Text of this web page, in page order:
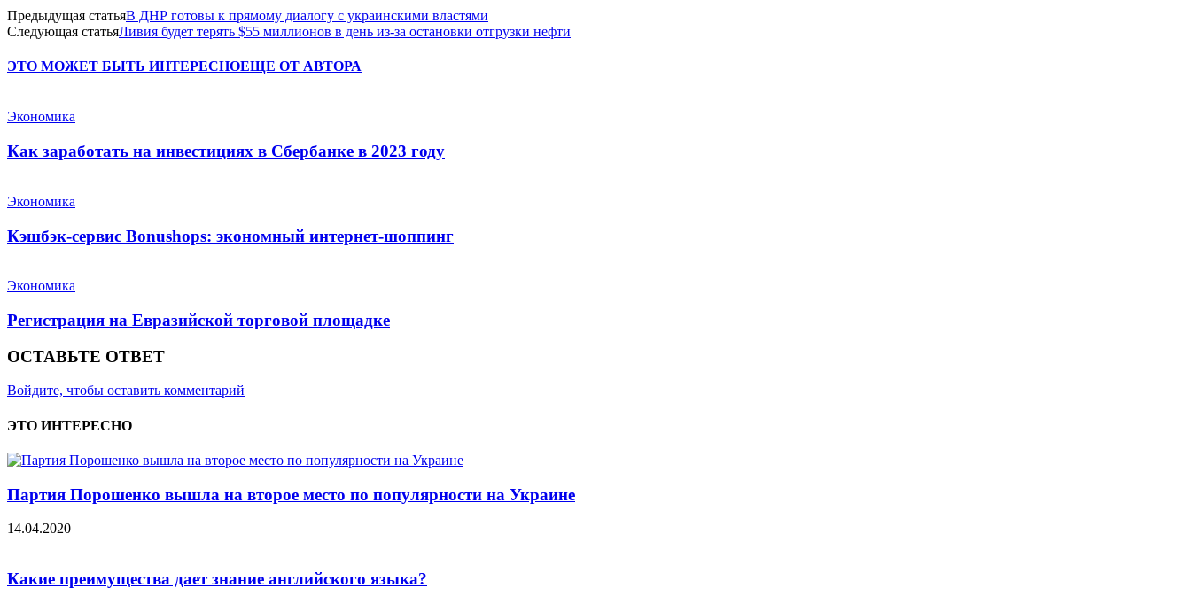
Предыдущая статьяВ ДНР готовы к прямому диалогу с украинскими властями
Следующая статьяЛивия будет терять $55 миллионов в день из-за остановки отгрузки нефти
ЭТО МОЖЕТ БЫТЬ ИНТЕРЕСНОЕЩЕ ОТ АВТОРА
Экономика
Как заработать на инвестициях в Сбербанке в 2023 году
Экономика
Кэшбэк-сервис Bonushops: экономный интернет-шоппинг
Экономика
Регистрация на Евразийской торговой площадке
ОСТАВЬТЕ ОТВЕТ
Войдите, чтобы оставить комментарий
ЭТО ИНТЕРЕСНО
Партия Порошенко вышла на второе место по популярности на Украине
14.04.2020
Какие преимущества дает знание английского языка?